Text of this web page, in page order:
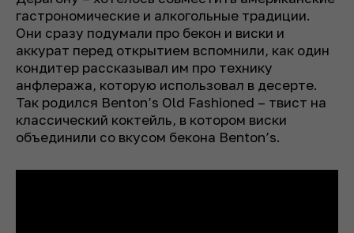
гастрономические и алкогольные традиции.
Они сразу подумали про бекон и виски и
аккурат перед открытием вспомнили, как один
кондитер рассказывал им про технику
анфлеража, которую использовал в десерте.
Так родился Benton’s Old Fashioned – твист на
классический коктейль, в котором виски
объединили со вкусом бекона Benton’s.